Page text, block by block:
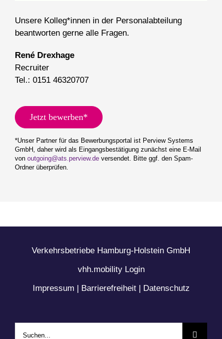
Unsere Kolleg*innen in der Personalabteilung
beantworten gerne alle Fragen.
René Drexhage
Recruiter
Tel.: 0151 46320707
Jetzt bewerben*
*Unser Partner für das Bewerbungsportal ist Perview Systems
GmbH, daher wird als Eingangsbestätigung zunächst eine E-Mail
von outgoing@ats.perview.deversendet. Bitte ggf. den Spam-
Ordner überprüfen.
Verkehrsbetriebe Hamburg-Holstein GmbH
vhh.mobility Login
Impressum | Barrierefreiheit| Datenschutz
Suche